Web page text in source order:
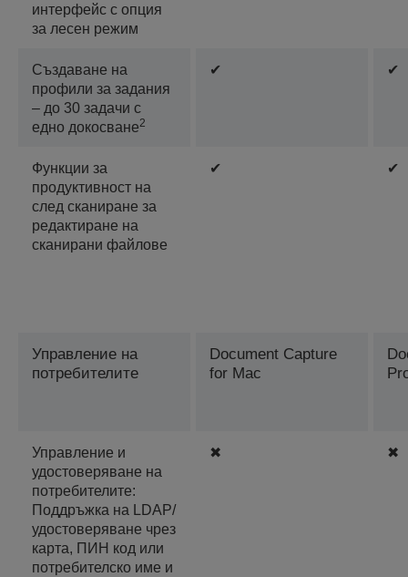
интерфейс с опция
за лесен режим
Създаване на
профили за задания
– до 30 задачи с
едно докосване2
✔ ✔
Функции за
продуктивност на
след сканиране за
редактиране на
сканирани файлове
✔ ✔
Управление на
потребителите
Document Capture
for Mac
Управление и
удостоверяване на
потребителите:
Поддръжка на LDAP/
удостоверяване чрез
карта, ПИН код или
потребителско име и
✖ ✖